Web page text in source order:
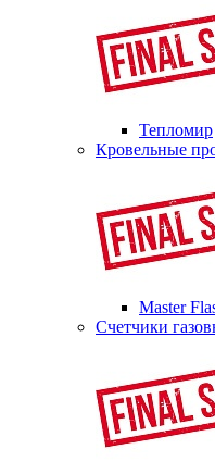
Тепломир
Кровельные
Master
Счетчики